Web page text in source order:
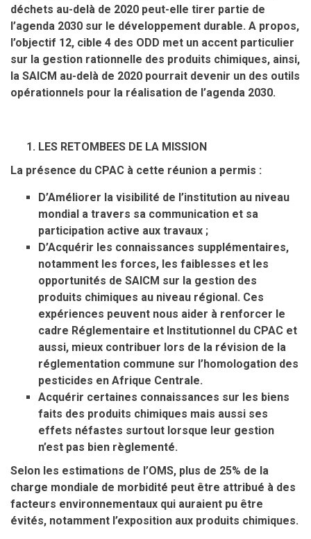
déchets au-delà de 2020 peut-elle tirer partie de
l’agenda 2030 sur le développement durable. A propos,
l’objectif 12, cible 4 des ODD met un accent particulier
sur la gestion rationnelle des produits chimiques, ainsi,
la SAICM au-delà de 2020 pourrait devenir un des outils
opérationnels pour la réalisation de l’agenda 2030.
LES RETOMBEES DE LA MISSION
La présence du CPAC à cette réunion a permis :
D’Améliorer la visibilité de l’institution au niveau
mondial a travers sa communication et sa
participation active aux travaux ;
D’Acquérir les connaissances supplémentaires,
notamment les forces, les faiblesses et les
opportunités de SAICM sur la gestion des
produits chimiques au niveau régional. Ces
expériences peuvent nous aider à renforcer le
cadre Réglementaire et Institutionnel du CPAC et
aussi, mieux contribuer lors de la révision de la
réglementation commune sur l’homologation des
pesticides en Afrique Centrale.
Acquérir certaines connaissances sur les biens
faits des produits chimiques mais aussi ses
effets néfastes surtout lorsque leur gestion
n’est pas bien règlementé.
Selon les estimations de l’OMS, plus de 25% de la
charge mondiale de morbidité peut être attribué à des
facteurs environnementaux qui auraient pu être
évités, notamment l’exposition aux produits chimiques.